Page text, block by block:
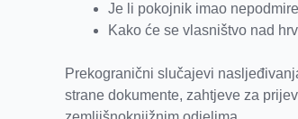
Je li pokojnik imao
Kako će se vlasništvo nad
Prekogranični slučajevi
strane dokumente, zahtjeve za